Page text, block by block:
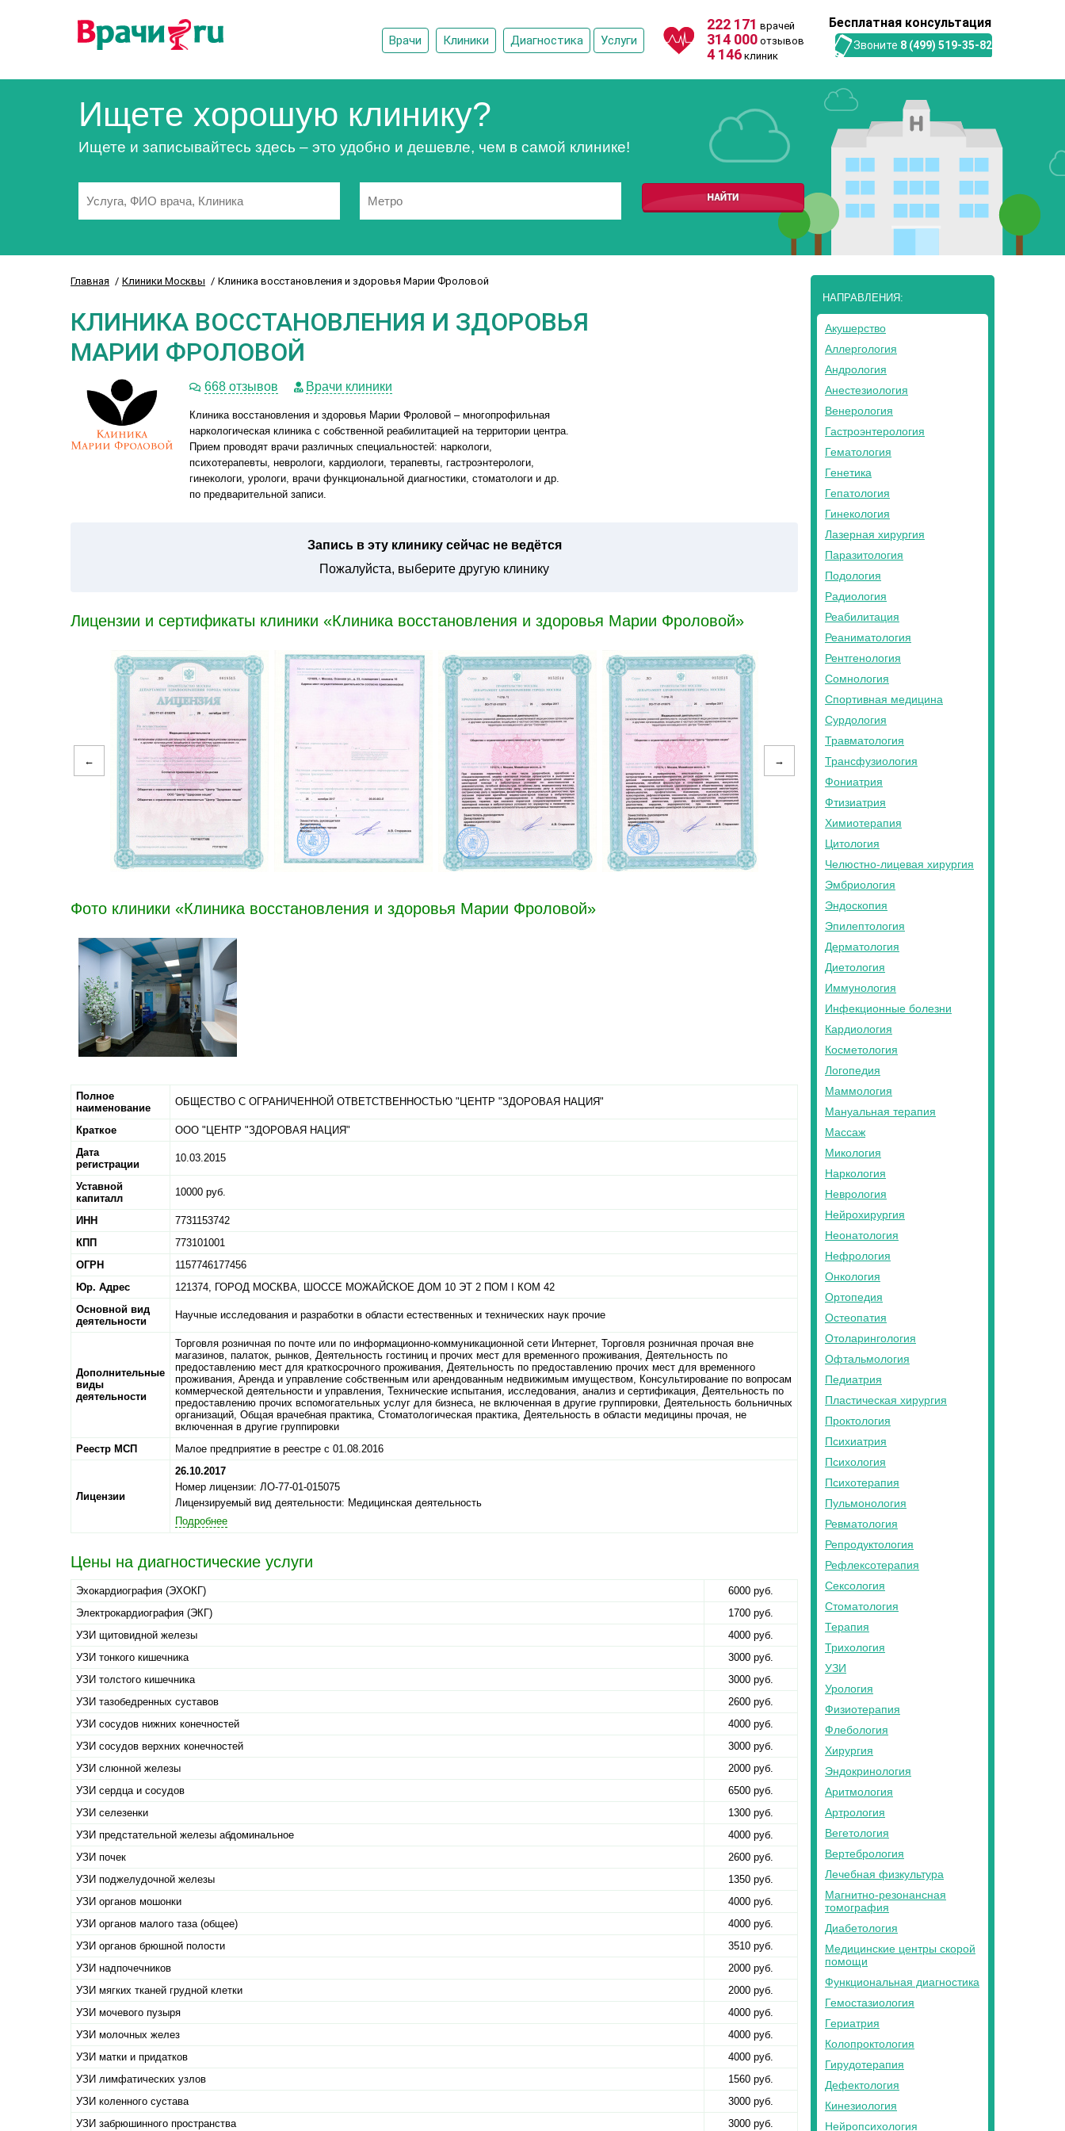
Врачи Клиники Диагностика Услуги
222 171 врачей
314 000 отзывов
4 146 клиник
Бесплатная консультация
Звоните 8 (499) 519-35-82
Ищете хорошую клинику?
Ищете и записывайтесь здесь – это удобно и дешевле, чем в самой клинике!
Главная Клиники Москвы Клиника восстановления и здоровья Марии Фроловой
КЛИНИКА ВОССТАНОВЛЕНИЯ И ЗДОРОВЬЯ
МАРИИ ФРОЛОВОЙ
668 отзывов Врачи клиники
Клиника восстановления и здоровья Марии Фроловой – многопрофильная
наркологическая клиника с собственной реабилитацией на территории центра.
Прием проводят врачи различных специальностей: наркологи,
психотерапевты, неврологи, кардиологи, терапевты, гастроэнтерологи,
гинекологи, урологи, врачи функциональной диагностики, стоматологи и др.
по предварительной записи.
Запись в эту клинику сейчас не ведётся
Пожалуйста, выберите другую клинику
Лицензии и сертификаты клиники «Клиника восстановления и здоровья Марии Фроловой»
← →
Фото клиники «Клиника восстановления и здоровья Марии Фроловой»
Полное
наименование
ОБЩЕСТВО С ОГРАНИЧЕННОЙ ОТВЕТСТВЕННОСТЬЮ "ЦЕНТР "ЗДОРОВАЯ НАЦИЯ"
Краткое
ООО "ЦЕНТР "ЗДОРОВАЯ НАЦИЯ"
Дата
регистрации
10.03.2015
Уставной
капиталл
10000 руб.
ИНН
7731153742
КПП
773101001
ОГРН
1157746177456
Юр. Адрес
121374, ГОРОД МОСКВА, ШОССЕ МОЖАЙСКОЕ ДОМ 10 ЭТ 2 ПОМ I КОМ 42
Основной вид
деятельности
Научные исследования и разработки в области естественных и технических наук прочие
Дополнительные
виды
деятельности
Торговля розничная по почте или по информационно-коммуникационной сети Интернет, Торговля розничная прочая вне
магазинов, палаток, рынков, Деятельность гостиниц и прочих мест для временного проживания, Деятельность по
предоставлению мест для краткосрочного проживания, Деятельность по предоставлению прочих мест для временного
проживания, Аренда и управление собственным или арендованным недвижимым имуществом, Консультирование по вопросам
коммерческой деятельности и управления, Технические испытания, исследования, анализ и сертификация, Деятельность по
предоставлению прочих вспомогательных услуг для бизнеса, не включенная в другие группировки, Деятельность больничных
организаций, Общая врачебная практика, Стоматологическая практика, Деятельность в области медицины прочая, не
включенная в другие группировки
Реестр МСП
Малое предприятие в реестре с 01.08.2016
Лицензии
26.10.2017
Номер лицензии: ЛО-77-01-015075
Лицензируемый вид деятельности: Медицинская деятельность
Подробнее
Цены на диагностические услуги
Эхокардиография (ЭХОКГ)
6000 руб.
Электрокардиография (ЭКГ)
1700 руб.
УЗИ щитовидной железы
4000 руб.
УЗИ тонкого кишечника
3000 руб.
УЗИ толстого кишечника
3000 руб.
УЗИ тазобедренных суставов
2600 руб.
УЗИ сосудов нижних конечностей
4000 руб.
УЗИ сосудов верхних конечностей
3000 руб.
УЗИ слюнной железы
2000 руб.
УЗИ сердца и сосудов
6500 руб.
УЗИ селезенки
1300 руб.
УЗИ предстательной железы абдоминальное
4000 руб.
УЗИ почек
2600 руб.
УЗИ поджелудочной железы
1350 руб.
УЗИ органов мошонки
4000 руб.
УЗИ органов малого таза (общее)
4000 руб.
УЗИ органов брюшной полости
3510 руб.
УЗИ надпочечников
2000 руб.
УЗИ мягких тканей грудной клетки
2000 руб.
УЗИ мочевого пузыря
4000 руб.
УЗИ молочных желез
4000 руб.
УЗИ матки и придатков
4000 руб.
УЗИ лимфатических узлов
1560 руб.
УЗИ коленного сустава
3000 руб.
УЗИ забрюшинного пространства
3000 руб.
НАПРАВЛЕНИЯ:
Акушерство
Аллергология
Андрология
Анестезиология
Венерология
Гастроэнтерология
Гематология
Генетика
Гепатология
Гинекология
Лазерная хирургия
Паразитология
Подология
Радиология
Реабилитация
Реаниматология
Рентгенология
Сомнология
Спортивная медицина
Сурдология
Травматология
Трансфузиология
Фониатрия
Фтизиатрия
Химиотерапия
Цитология
Челюстно-лицевая хирургия
Эмбриология
Эндоскопия
Эпилептология
Дерматология
Диетология
Иммунология
Инфекционные болезни
Кардиология
Косметология
Логопедия
Маммология
Мануальная терапия
Массаж
Микология
Наркология
Неврология
Нейрохирургия
Неонатология
Нефрология
Онкология
Ортопедия
Остеопатия
Отоларингология
Офтальмология
Педиатрия
Пластическая хирургия
Проктология
Психиатрия
Психология
Психотерапия
Пульмонология
Ревматология
Репродуктология
Рефлексотерапия
Сексология
Стоматология
Терапия
Трихология
УЗИ
Урология
Физиотерапия
Флебология
Хирургия
Эндокринология
Аритмология
Артрология
Вегетология
Вертебрология
Лечебная физкультура
Магнитно-резонансная
томография
Диабетология
Медицинские центры скорой
помощи
Функциональная диагностика
Гемостазиология
Гериатрия
Колопроктология
Гирудотерапия
Дефектология
Кинезиология
Нейропсихология